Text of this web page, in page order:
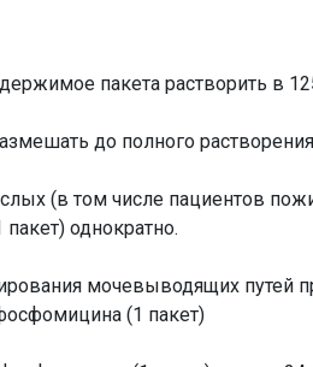
пакета растворить в
до полного
(в том числе пациентов
однократно.
мочевыводящих путей
(1 пакет)